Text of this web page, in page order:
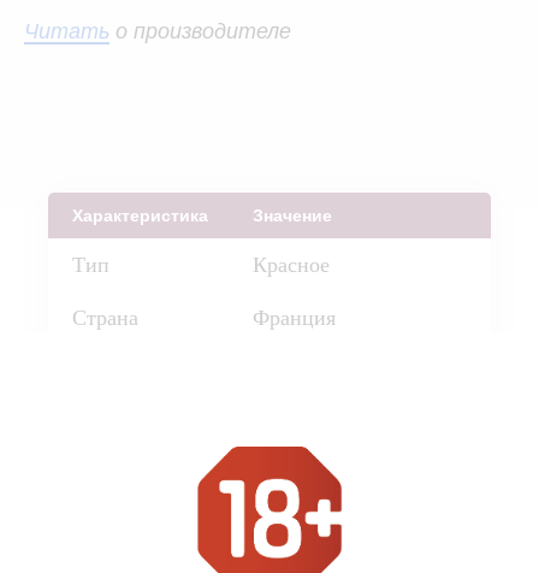
Читать о производителе
Характеристика Значение
Тип Красное
Страна Франция
Сент-Жульен
Мерло, Каберне
Совиньон